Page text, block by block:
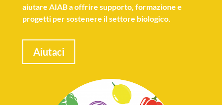
aiutare AIAB a offrire supporto, formazione e
progetti per sostenere il settore biologico.
Aiutaci